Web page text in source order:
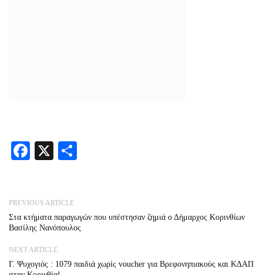
Facebook
X
PREVIOUS ARTICLE
Στα κτήματα παραγωγών που υπέστησαν ζημιά ο Δήμαρχος Κορινθίων
Βασίλης Νανόπουλος
NEXT ARTICLE
Γ. Ψυχογιός : 1079 παιδιά χωρίς voucher για Βρεφονηπιακούς και ΚΔΑΠ